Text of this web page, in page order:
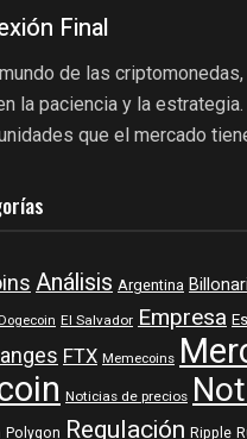
Final
de las
la paciencia y la
que el mercado
Análisis Argentina
Dogecoin El Salvador Empresa
FTX Memecoins
Noticias de precios
Polygon Regulación Ripple